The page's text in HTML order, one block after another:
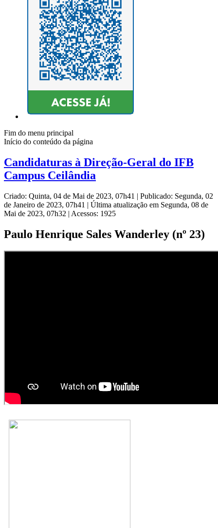
Fim do menu principal
Início do conteúdo da página
Candidaturas à Direção-Geral do IFB
Campus Ceilândia
Criado: Quinta, 04 de Mai de 2023, 07h41 | Publicado: Segunda, 02
de Janeiro de 2023, 07h41 | Última atualização em Segunda, 08 de
Mai de 2023, 07h32 | Acessos: 1925
Paulo Henrique Sales Wanderley (nº 23)